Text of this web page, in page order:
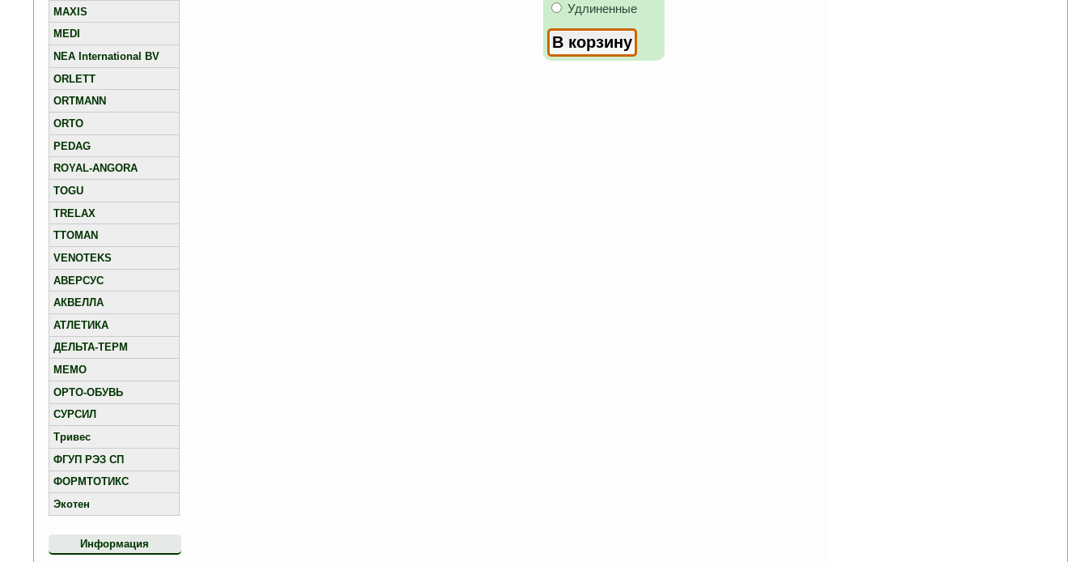
MAXIS
MEDI
NEA International BV
ORLETT
ORTMANN
ORTO
PEDAG
ROYAL-ANGORA
TOGU
TRELAX
TTOMAN
VENOTEKS
АВЕРСУС
АКВЕЛЛА
АТЛЕТИКА
ДЕЛЬТА-ТЕРМ
МЕМО
ОРТО-ОБУВЬ
СУРСИЛ
Тривес
ФГУП РЭЗ СП
ФОРМТОТИКС
Экотен
Информация
Удлиненные